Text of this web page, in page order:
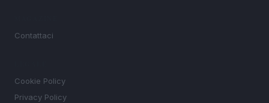
Contattaci
Cookie Policy
Privacy Policy